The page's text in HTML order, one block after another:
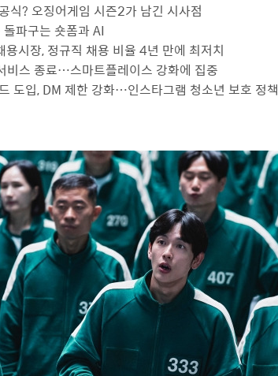
식? 오징어게임 시즌2가 남긴 시사점
파구는 숏폼과 AI
시장, 정규직 채용 비율 4년 만에 최저치
비스 종료…스마트플레이스 강화에 집중
도입, DM 제한 강화…인스타그램 청소년 보호 정책